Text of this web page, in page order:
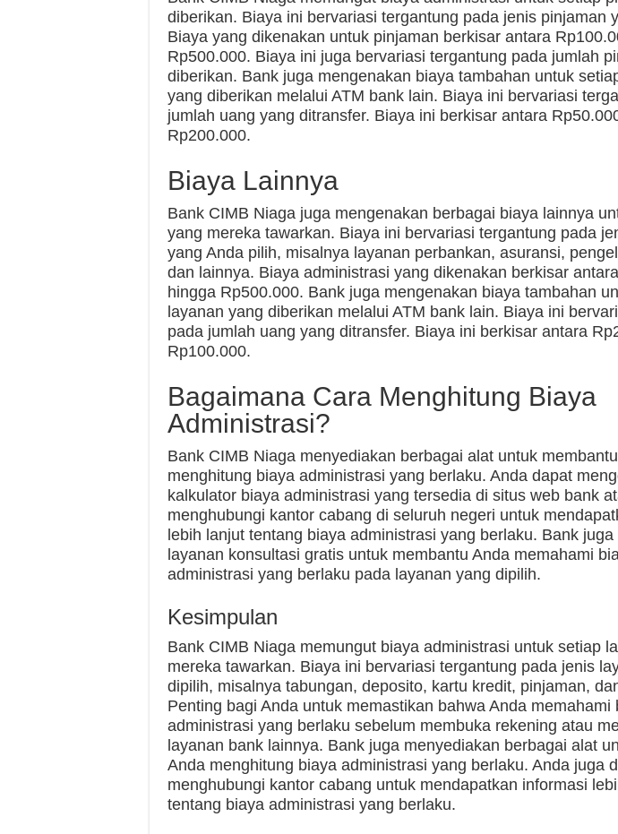
diberikan. Biaya ini bervariasi tergantung pada jenis pinjaman
Biaya yang dikenakan untuk pinjaman berkisar antara
Rp500.000. Biaya ini juga bervariasi tergantung pada jumlah
diberikan. Bank juga mengenakan biaya tambahan untuk
yang diberikan melalui ATM bank lain. Biaya ini bervariasi
jumlah uang yang ditransfer. Biaya ini berkisar antara
Rp200.000.
Biaya Lainnya
Bank CIMB Niaga juga mengenakan berbagai biaya lainnya
yang mereka tawarkan. Biaya ini bervariasi tergantung pada
yang Anda pilih, misalnya layanan perbankan, asuransi,
dan lainnya. Biaya administrasi yang dikenakan berkisar
hingga Rp500.000. Bank juga mengenakan biaya tambahan
layanan yang diberikan melalui ATM bank lain. Biaya ini
pada jumlah uang yang ditransfer. Biaya ini berkisar antara
Rp100.000.
Bagaimana Cara Menghitung Biaya
Administrasi?
Bank CIMB Niaga menyediakan berbagai alat untuk
menghitung biaya administrasi yang berlaku. Anda dapat
kalkulator biaya administrasi yang tersedia di situs web bank
menghubungi kantor cabang di seluruh negeri untuk
lebih lanjut tentang biaya administrasi yang berlaku. Bank
layanan konsultasi gratis untuk membantu Anda memahami
administrasi yang berlaku pada layanan yang dipilih.
Kesimpulan
Bank CIMB Niaga memungut biaya administrasi untuk setiap
mereka tawarkan. Biaya ini bervariasi tergantung pada jenis
dipilih, misalnya tabungan, deposito, kartu kredit, pinjaman,
Penting bagi Anda untuk memastikan bahwa Anda memahami
administrasi yang berlaku sebelum membuka rekening atau
layanan bank lainnya. Bank juga menyediakan berbagai alat
Anda menghitung biaya administrasi yang berlaku. Anda juga
menghubungi kantor cabang untuk mendapatkan informasi
tentang biaya administrasi yang berlaku.